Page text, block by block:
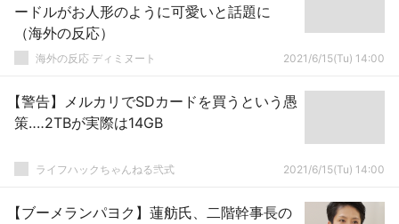
ードルがお人形のように可愛いと話題に
（海外の反応）
海外の反応 ディミヌート 2021/6/15(Tu) 14:00
【警告】メルカリでSDカードを買うという愚
策‥‥2TBが実際は14GB
ライフハックちゃんねる弐式 2021/6/15(Tu) 14:00
【ブーメランパヨク】蓮舫氏、二階幹事長の